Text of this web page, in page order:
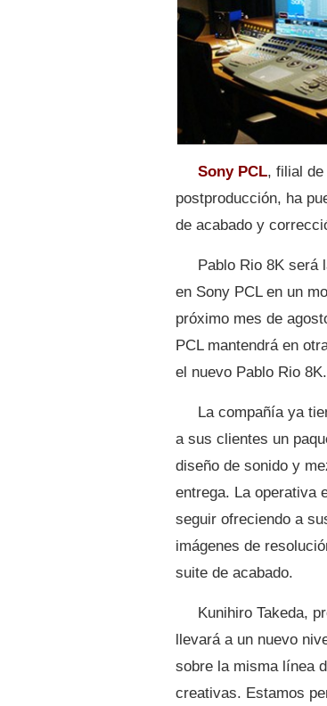
Sony PCL, filial
postproducción, ha
de acabado y
Pablo Rio 8K será
en Sony PCL en un
próximo mes de
PCL mantendrá en
el nuevo Pablo Rio 8K.
La compañía ya
a sus clientes un
diseño de sonido y
entrega. La operativa
seguir ofreciendo a
imágenes de
suite de acabado.
Kunihiro Takeda,
llevará a un nuevo
sobre la misma línea
creativas. Estamos